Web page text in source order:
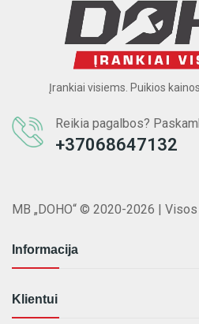
Įrankiai visiems. Puikios
Reikia pagalbos?
+37068647132
MB „DOHO“ © 2020-2026 |
Informacija
Klientui